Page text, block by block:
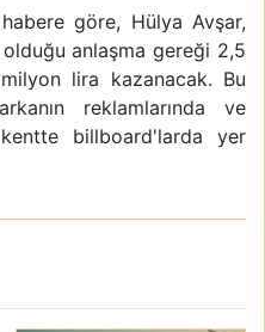
göre, Hülya Avşar,
anlaşma gereği 2,5
lira kazanacak. Bu
reklamlarında ve
billboard'larda yer